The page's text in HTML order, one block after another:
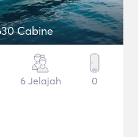
Cabine
6 Jelajah 0